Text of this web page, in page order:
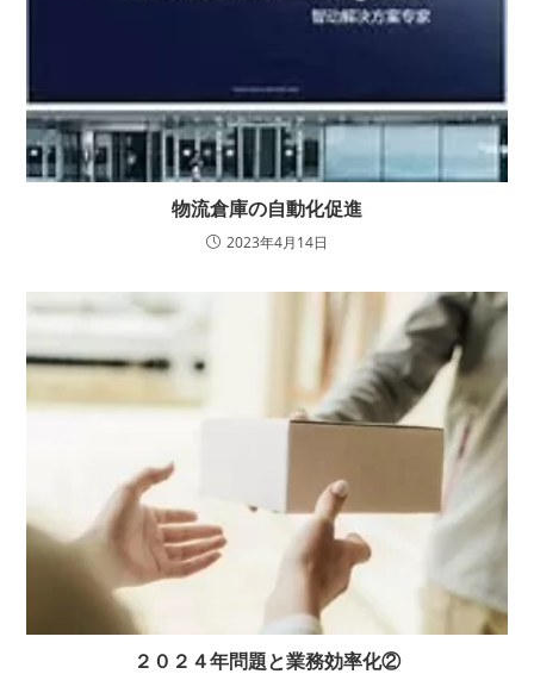
物流倉庫の自動化促進
2023年4月14日
２０２４年問題と業務効率化②